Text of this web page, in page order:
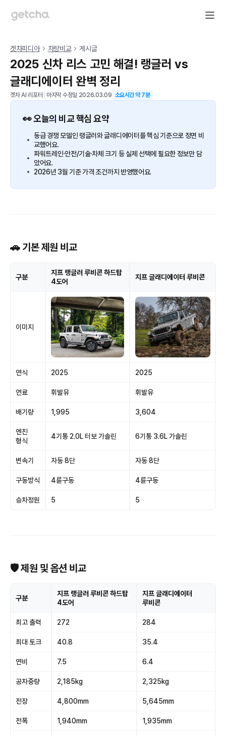
겟차피디아 차량비교 게시글
2025 신차 리스 고민 해결! 랭글러 vs
글래디에이터 완벽 정리
겟차 AI 리포터 마지막 수정일 2026.03.09 소요시간 약7분
👀 오늘의 비교 핵심 요약
동급 경쟁 모델인 랭글러와 글래디에이터를 핵심 기준으로 정면 비
교했어요.
파워트레인·안전/기술·차체 크기 등 실제 선택에 필요한 정보만 담
았어요.
2026년 3월 기준 가격 조건까지 반영했어요.
🚗 기본 제원 비교
구분
지프 랭글러 루비콘 하드탑
4도어
지프 글래디에이터 루비콘
이미지
연식 2025 2025
연료 휘발유 휘발유
배기량 1,995 3,604
엔진
형식
4기통 2.0L 터보 가솔린 6기통 3.6L 가솔린
변속기 자동 8단 자동 8단
구동방식 4륜구동 4륜구동
승차정원 5 5
🛡 제원 및 옵션 비교
구분
지프 랭글러 루비콘 하드탑
4도어
지프 글래디에이터
루비콘
최고 출력 272 284
최대 토크 40.8 35.4
연비 7.5 6.4
공차중량 2,185kg 2,325kg
전장 4,800mm 5,645mm
전폭 1,940mm 1,935mm